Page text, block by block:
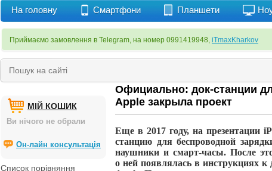
На головну Смартфони Планшети
Приймаємо замовлення в Telegram, на номер 0991419948, iTmaxKharkov
МІЙ КОШИК
Ви нічого не обрали
Он-лайн консультація
Список порівняння
Официально: док-станции
Apple закрыла проект
Еще в 2017 году, на презентации
станцию для беспроводной
наушники и смарт-часы. После
о ней появлялась в инструкциях к